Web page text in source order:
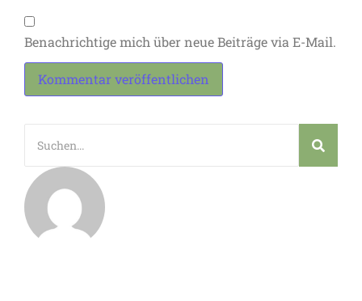
Benachrichtige mich über neue Beiträge via E-Mail.